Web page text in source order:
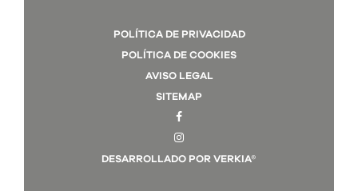
POLÍTICA DE PRIVACIDAD
POLÍTICA DE COOKIES
AVISO LEGAL
SITEMAP
DESARROLLADO POR VERKIA®